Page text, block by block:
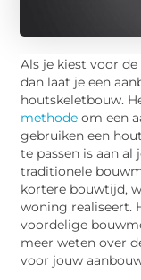
Als je kiest voor
dan laat je een
houtskeletbouw.
methode om een
gebruiken een
te passen is aan
traditionele
kortere bouwtijd,
woning realiseert.
voordelige
meer weten over
voor jouw